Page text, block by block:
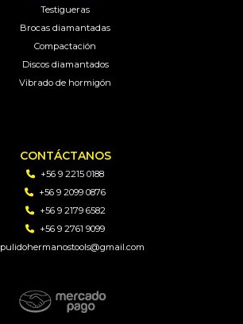
Testigueras
Brocas diamantadas
Compactación
Discos diamantados
Vibrado de hormigón
CONTÁCTANOS
+56 9 2215 0188
+56 9 2099 0876
+56 9 2179 6582
+56 9 2761 9099
pulidohermanostools@gmail.com